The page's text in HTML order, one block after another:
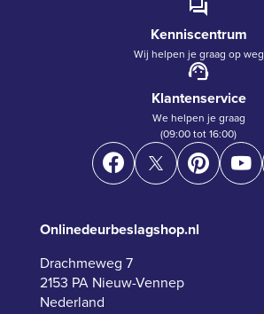
Kenniscentrum
Wij helpen je graag op weg
Klantenservice
We helpen je graag
(09:00 tot 16:00)
Onlinedeurbeslagshop.nl
Drachmeweg 7
2153 PA Nieuw-Vennep
Nederland